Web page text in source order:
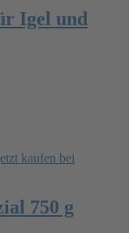
Igel und
750 g